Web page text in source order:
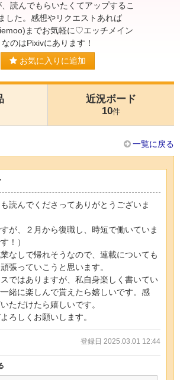
読んでもらいたくてアップするこ
した。感想やリクエストあれば
までお気軽に♡エッチメイン
なのはPixivにあります！
お気に入りに追加
近況ボード
10件
一覧に戻る
読んでくださってありがとうございま
が、２月から復職し、時短で働いていま
！）
なしで帰れそうなので、連載についても
張っていこうと思います。
ではありますが、私自身楽しく書いてい
緒に楽しんで貰えたら嬉しいです。感
ただけたら嬉しいです。
ろしくお願いします。
登録日 2025.03.01 12:44